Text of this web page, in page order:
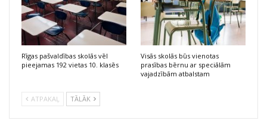
Rīgas pašvaldības skolās vēl
pieejamas 192 vietas 10. klasēs
Visās skolās būs vienotas
prasības bērnu ar speciālām
vajadzībām atbalstam
ATPAKAĻ TĀLĀK